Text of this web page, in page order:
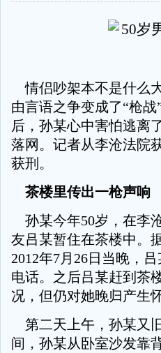
情侣吵架本不是什么
由言语之争变成了“枪
后，孙某心中害怕逃离
落网。记者从李沧法院
获刑。
茶楼里传出一枪声响
孙某今年50岁，在李
友吕某暂住在茶楼中。
2012年7月26日当晚，
电话。之后吕某赶到茶
况，但仍对她晚归产生
第二天上午，孙某又
间，孙某从卧室沙发靠